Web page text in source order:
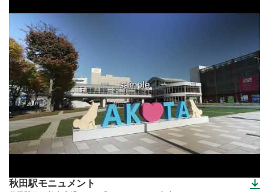
秋田駅モニュメント
（ダウンロードできます）